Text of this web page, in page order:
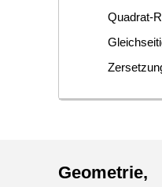
Quadrat-
Geometrie,